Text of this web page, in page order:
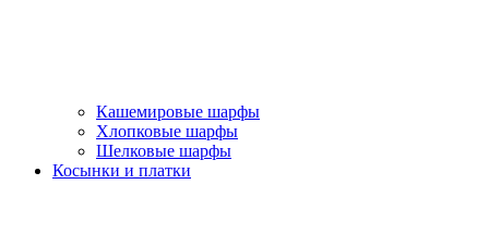
Кашемировые шарфы
Хлопковые шарфы
Шелковые шарфы
Косынки и платки